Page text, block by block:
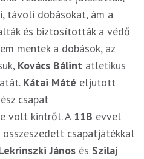
távoli dobásokat, ám a
és biztosították a védő
mentek a dobások, az
Kovács Bálint atletikus
Kátai Máté eljutott
csapat
volt kintről. A 11B evvel
csapatjátékkal
János és Szilaj